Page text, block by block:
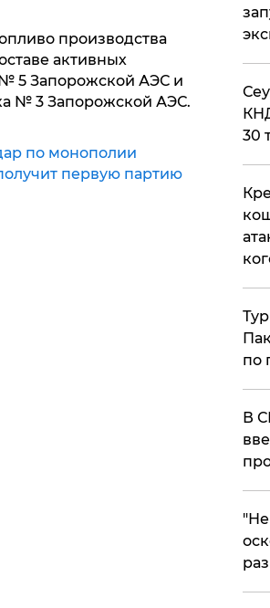
производства
активных
5 Запорожской АЭС и
№ 3 Запорожской АЭС.
по монополии
первую партию
30
по
В